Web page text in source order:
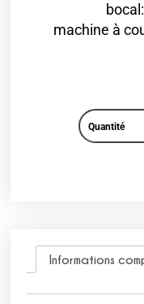
machine à
Quantité
Informations